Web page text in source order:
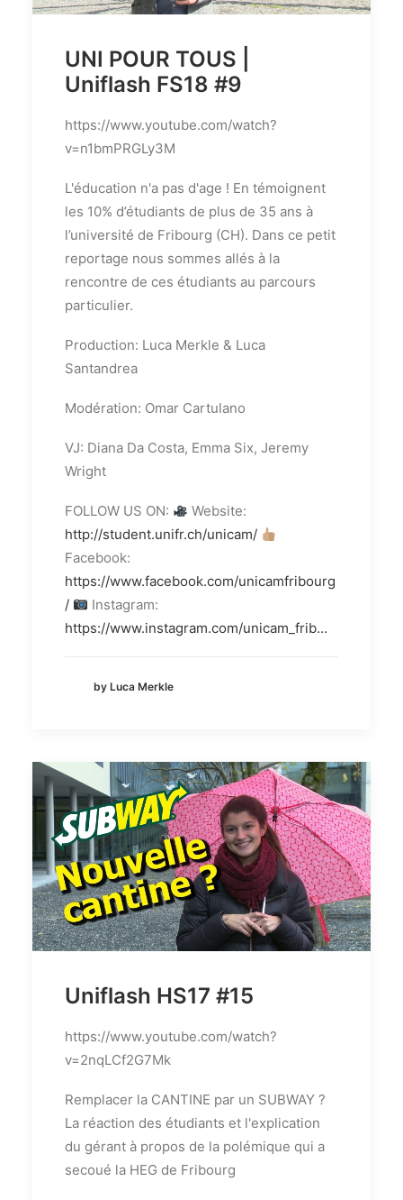
UNI POUR TOUS |
Uniflash FS18 #9
https://www.youtube.com/watch?
v=n1bmPRGLy3M
L'éducation n'a pas d'age ! En témoignent
les 10% d’étudiants de plus de 35 ans à
l’université de Fribourg (CH). Dans ce petit
reportage nous sommes allés à la
rencontre de ces étudiants au parcours
particulier.​
Production: Luca Merkle & Luca
Santandrea
Modération: Omar Cartulano
VJ: Diana Da Costa, Emma Six, Jeremy
Wright
FOLLOW US ON:
Website:
http://student.unifr.ch/unicam/
Facebook:
https://www.facebook.com/unicamfribourg
/
Instagram:
https://www.instagram.com/unicam_frib...
by Luca Merkle
Uniflash HS17 #15
https://www.youtube.com/watch?
v=2nqLCf2G7Mk
Remplacer la CANTINE par un SUBWAY ?
La réaction des étudiants et l'explication
du gérant à propos de la polémique qui a
secoué la HEG de Fribourg